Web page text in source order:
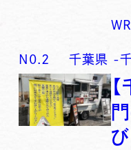
N0. 2 千葉県 -